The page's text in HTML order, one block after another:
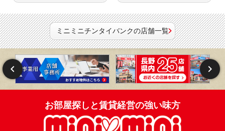
ミニミニチンタイバンクの店舗一覧
お部屋探しと賃貸経営の強い味方